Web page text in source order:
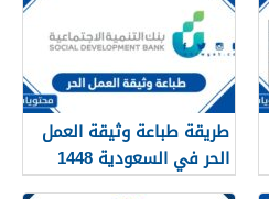
طريقة طباعة وثيقة العمل
الحر في السعودية 1448